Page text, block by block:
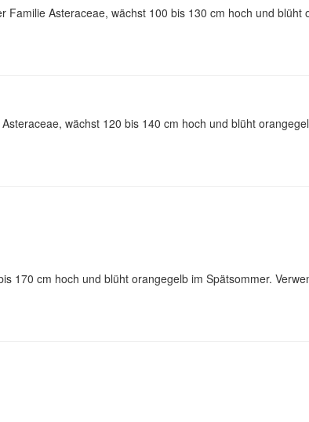
Familie Asteraceae, wächst 100 bis 130 cm hoch und
wächst 120 bis 140 cm hoch und blüht
170 cm hoch und blüht orangegelb im Spätsommer.